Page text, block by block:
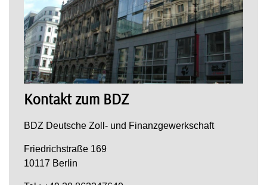
Kontakt zum BDZ
BDZ Deutsche Zoll- und Finanzgewerkschaft
Friedrichstraße 169
10117 Berlin